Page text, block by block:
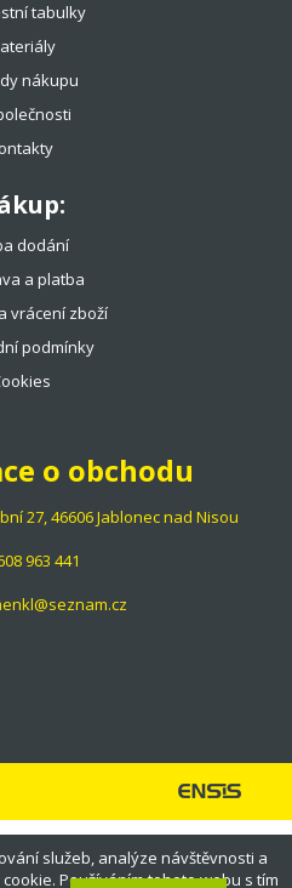
tabulky
nákupu
dodání
a platba
vrácení zboží
podmínky
o obchodu
27, 46606 Jablonec nad Nisou
963 441
služeb, analýze návštěvnosti a
Používáním tohoto webu s tím